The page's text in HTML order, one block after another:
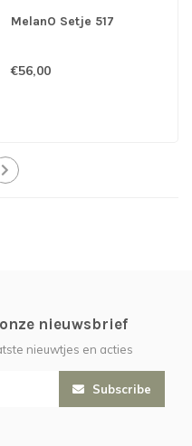
MelanO Setje 517
€56,00
nieuwsbrief
nieuwtjes en acties
Subscribe